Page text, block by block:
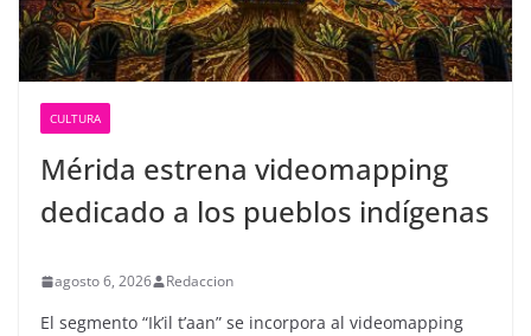
CULTURA
Mérida estrena videomapping
dedicado a los pueblos indígenas
agosto 6, 2026 Redaccion
El segmento “Ik’il t’aan” se incorpora al videomapping